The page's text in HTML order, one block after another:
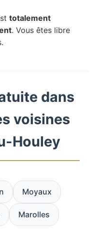
totalement
. Vous êtes libre
dans
voisines
Houley
Moyaux
Marolles